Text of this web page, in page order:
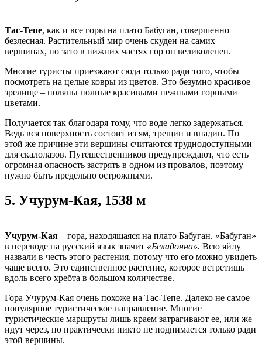
Тас-Тепе, как и все горы на плато Бабуган, совершенно
безлесная. Растительный мир очень скуден на самих
вершинах, но зато в нижних частях гор он великолепен.
Многие туристы приезжают сюда только ради того, чтобы
посмотреть на целые ковры из цветов. Это безумно красивое
зрелище – поляны полные красивыми нежными горными
цветами.
Получается так благодаря тому, что воде легко задержаться.
Ведь вся поверхность состоит из ям, трещин и впадин. По
этой же причине эти вершины считаются труднодоступными
для скалолазов. Путешественников предупреждают, что есть
огромная опасность застрять в одном из провалов, поэтому
нужно быть предельно острожными.
5. Учурум-Кая, 1538 м
Учурум-Кая – гора, находящаяся на плато Бабуган. «Бабуган»
в переводе на русский язык значит «Беладонна». Всю яйлу
назвали в честь этого растения, потому что его можно увидеть
чаще всего. Это единственное растение, которое встретишь
вдоль всего хребта в большом количестве.
Гора Учурум-Кая очень похоже на Тас-Тепе. Далеко не самое
популярное туристическое направление. Многие
туристические маршруты лишь краем затрагивают ее, или же
идут через, но практически никто не поднимается только ради
этой вершины.